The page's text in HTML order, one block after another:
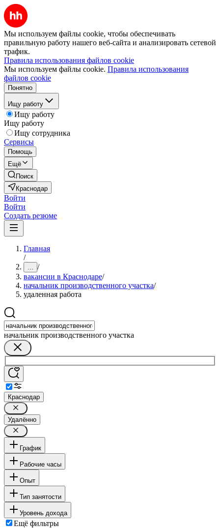
Мы используем файлы cookie, чтобы обеспечивать
правильную работу нашего веб-сайта и анализировать сетевой
трафик.
Правила использования файлов cookie
Мы используем файлы cookie. Правила использования
файлов cookie
Понятно
Ищу работу
Ищу работу
Ищу работу
Ищу сотрудника
Сервисы
Помощь
Ещё
Поиск
Краснодар
Войти
Войти
Создать резюме
Главная
/
... /
вакансии в Краснодаре/
начальник производственного участка/
удаленная работа
начальник производственного участка
Краснодар
Удалённо
График
Рабочие часы
Опыт
Тип занятости
Уровень дохода
Ещё фильтры